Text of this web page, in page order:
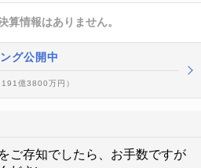
情報はありません。
グ公開中
億3800万円）
ご存知でしたら、お手数ですが